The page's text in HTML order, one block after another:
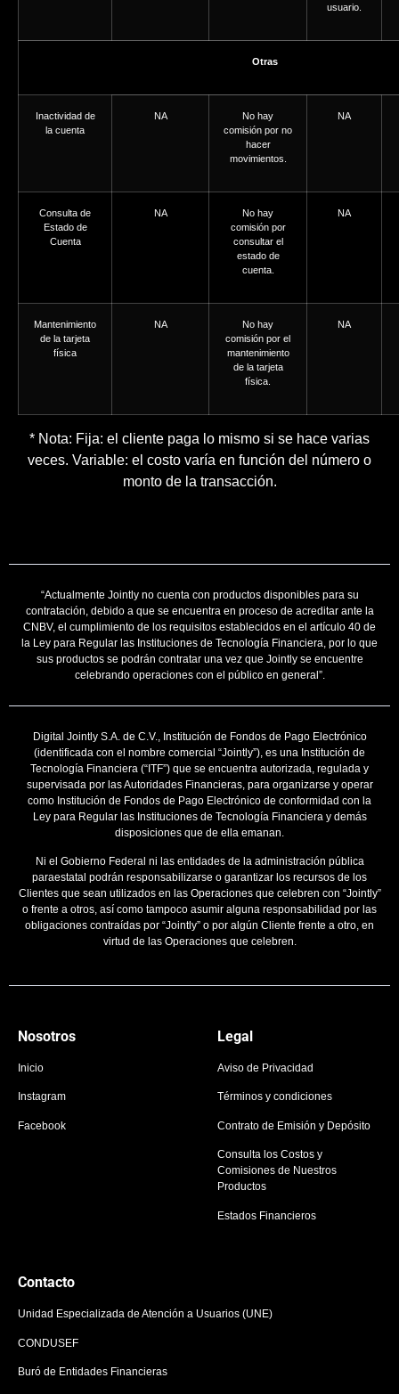
usuario.
Otras
Inactividad de
la cuenta
NA
No hay
comisión por no
hacer
movimientos.
NA
Consulta de
Estado de
Cuenta
NA
No hay
comisión por
consultar el
estado de
cuenta.
NA
Mantenimiento
de la tarjeta
física
NA
No hay
comisión por el
mantenimiento
de la tarjeta
física.
NA
* Nota: Fija: el cliente paga lo mismo si se hace varias
veces. Variable: el costo varía en función del número o
monto de la transacción.
“Actualmente Jointly no cuenta con productos disponibles para su
contratación, debido a que se encuentra en proceso de acreditar ante la
CNBV, el cumplimiento de los requisitos establecidos en el artículo 40 de
la Ley para Regular las Instituciones de Tecnología Financiera, por lo que
sus productos se podrán contratar una vez que Jointly se encuentre
celebrando operaciones con el público en general”.
Digital Jointly S.A. de C.V., Institución de Fondos de Pago Electrónico
(identificada con el nombre comercial “Jointly”), es una Institución de
Tecnología Financiera (“ITF”) que se encuentra autorizada, regulada y
supervisada por las Autoridades Financieras, para organizarse y operar
como Institución de Fondos de Pago Electrónico de conformidad con la
Ley para Regular las Instituciones de Tecnología Financiera y demás
disposiciones que de ella emanan.
Ni el Gobierno Federal ni las entidades de la administración pública
paraestatal podrán responsabilizarse o garantizar los recursos de los
Clientes que sean utilizados en las Operaciones que celebren con “Jointly”
o frente a otros, así como tampoco asumir alguna responsabilidad por las
obligaciones contraídas por “Jointly” o por algún Cliente frente a otro, en
virtud de las Operaciones que celebren.
Nosotros
Inicio
Instagram
Facebook
Legal
Aviso de Privacidad
Términos y condiciones
Contrato de Emisión y Depósito
Consulta los Costos y
Comisiones de Nuestros
Productos
Estados Financieros
Contacto
Unidad Especializada de Atención a Usuarios (UNE)
CONDUSEF
Buró de Entidades Financieras